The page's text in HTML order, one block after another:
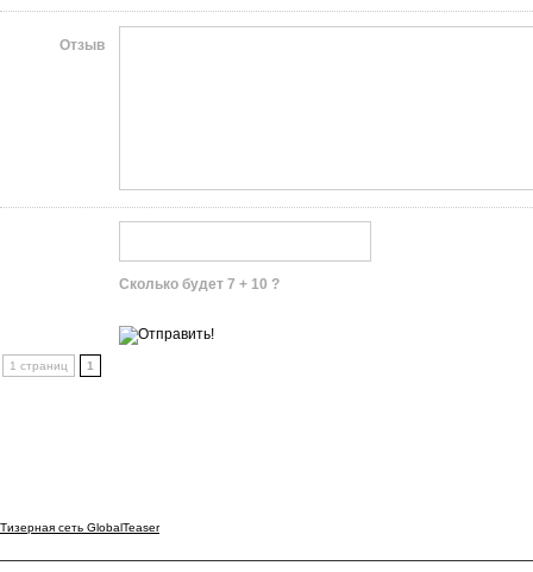
Отзыв
Сколько будет 7 + 10 ?
1 страниц 1
Тизерная сеть GlobalTeaser